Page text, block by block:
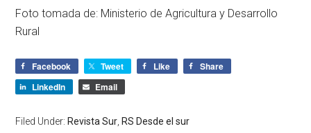
Foto tomada de: Ministerio de Agricultura y Desarrollo
Rural
Facebook Tweet Like
Share
LinkedIn
Email
Filed Under: Revista Sur, RS Desde el sur